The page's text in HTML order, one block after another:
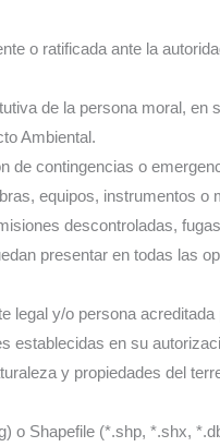
o ratificada ante la
de la persona moral, en
Ambiental.
de contingencias o
equipos, instrumentos o
descontroladas,
presentar en todas las
legal y/o persona
establecidas en su
y propiedades del
o Shapefile (*.shp, *.shx,